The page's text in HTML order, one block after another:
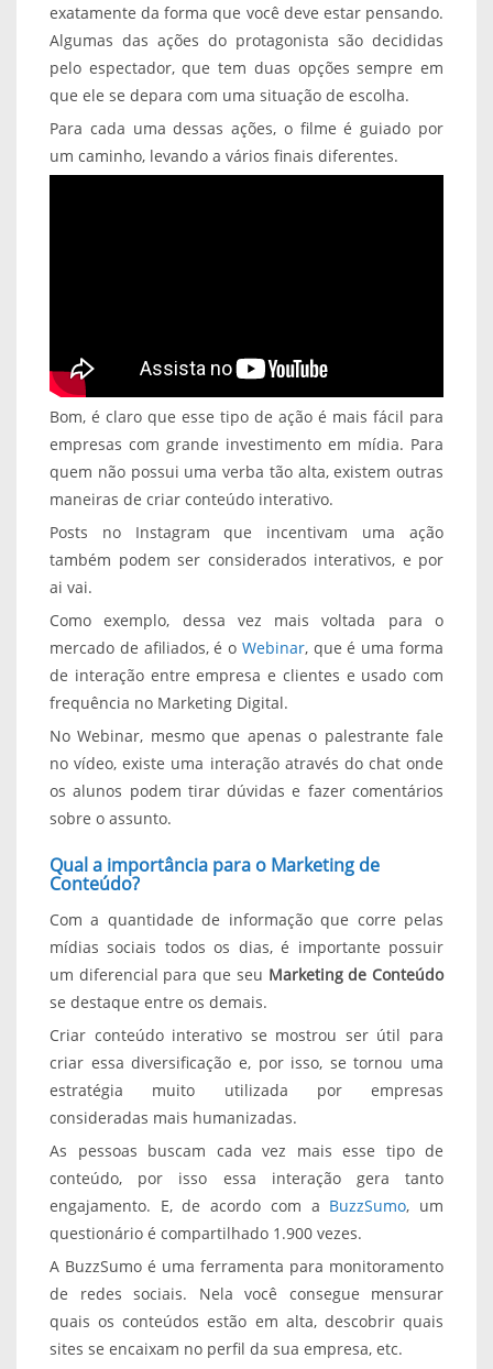
exatamente da forma que você deve estar pensando.
Algumas das ações do protagonista são decididas
pelo espectador, que tem duas opções sempre em
que ele se depara com uma situação de escolha.
Para cada uma dessas ações, o filme é guiado por
um caminho, levando a vários finais diferentes.
Bom, é claro que esse tipo de ação é mais fácil para
empresas com grande investimento em mídia. Para
quem não possui uma verba tão alta, existem outras
maneiras de criar conteúdo interativo.
Posts no Instagram que incentivam uma ação
também podem ser considerados interativos, e por
ai vai.
Como exemplo, dessa vez mais voltada para o
mercado de afiliados, é o Webinar, que é uma forma
de interação entre empresa e clientes e usado com
frequência no Marketing Digital.
No Webinar, mesmo que apenas o palestrante fale
no vídeo, existe uma interação através do chat onde
os alunos podem tirar dúvidas e fazer comentários
sobre o assunto.
Qual a importância para o Marketing de
Conteúdo?
Com a quantidade de informação que corre pelas
mídias sociais todos os dias, é importante possuir
um diferencial para que seu Marketing de Conteúdo
se destaque entre os demais.
Criar conteúdo interativo se mostrou ser útil para
criar essa diversificação e, por isso, se tornou uma
estratégia muito utilizada por empresas
consideradas mais humanizadas.
As pessoas buscam cada vez mais esse tipo de
conteúdo, por isso essa interação gera tanto
engajamento. E, de acordo com a BuzzSumo, um
questionário é compartilhado 1.900 vezes.
A BuzzSumo é uma ferramenta para monitoramento
de redes sociais. Nela você consegue mensurar
quais os conteúdos estão em alta, descobrir quais
sites se encaixam no perfil da sua empresa, etc.